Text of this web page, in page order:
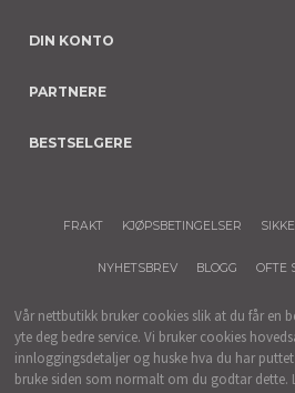
DIN KONTO
PARTNERE
BESTSELGERE
FRAKT KJØPSBETINGELSER
NYHETSBREV BLOGG OFTE
Vår nettbutikk bruker cookies slik at du får en
yte deg bedre service. Vi bruker cookies
innloggingsdetaljer og huske hva du har
bruke siden som normalt om du godtar dette.